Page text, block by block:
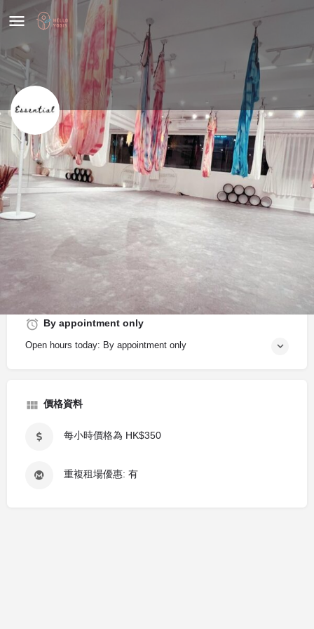
Essential Studio
價格
HK$350 Share
聯絡方法 評價
Leave a review
By appointment only
Open hours today: By appointment only
價格資料
每小時價格為 HK$350
重複租場優惠: 有